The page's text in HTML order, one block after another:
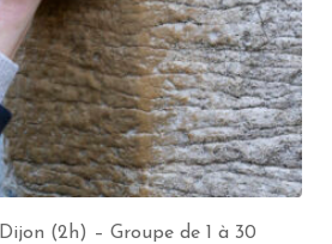
(2h) – Groupe de 1 à 30